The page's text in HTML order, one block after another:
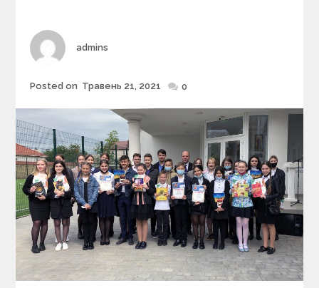
Author
admins
Posted
Posted on Травень 21, 2021 0